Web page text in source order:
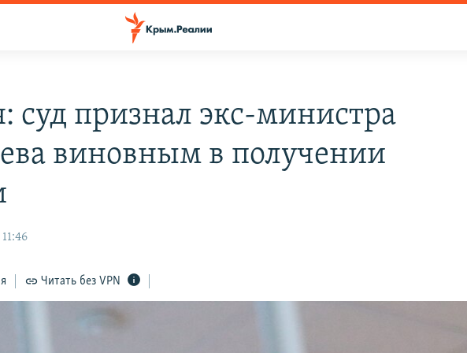
суд признал экс-министра
виновным в получении
Читать без VPN